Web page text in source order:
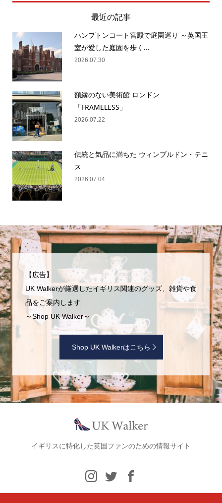
最近の記事
ハンプトンコート宮殿で庭園巡り ～英国王
室が愛した庭園を歩く...
2026.07.30
額縁のない美術館 ロンドン
「FRAMELESS」
2026.07.22
伝統と気品に満ちた ウィンブルドン・テニ
ス
2026.07.04
【広告】
UK Walkerが厳選したイギリス関連のグッズ、雑貨や食
品をご案内します
～Shop UK Walker～
Shop UK Walkerはこちら
イギリスに特化した英国ファンのための情報サイト